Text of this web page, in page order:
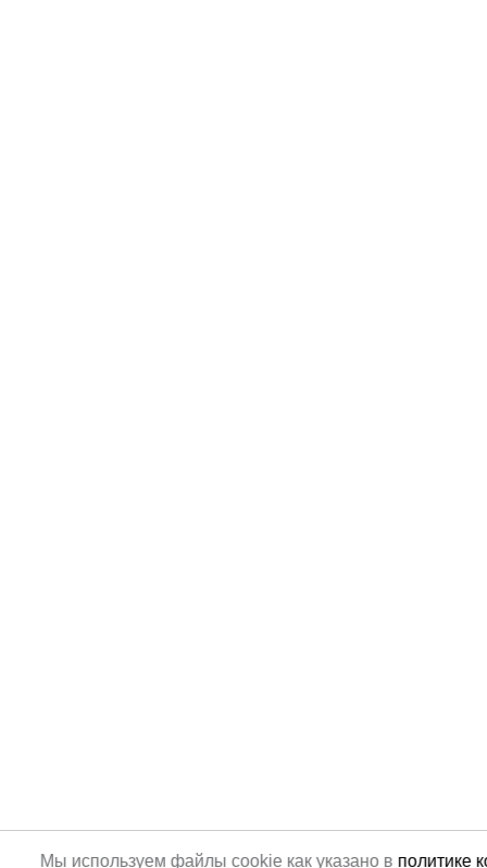
Мы используем файлы cookie как указано в политике